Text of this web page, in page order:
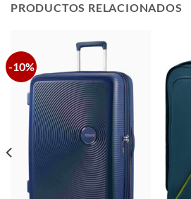
PRODUCTOS RELACIONADOS
-10%